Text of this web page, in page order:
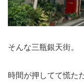
そんな三瓶銀天街。
時間が押してて慌た